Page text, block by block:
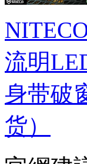
流明
身带破
货）